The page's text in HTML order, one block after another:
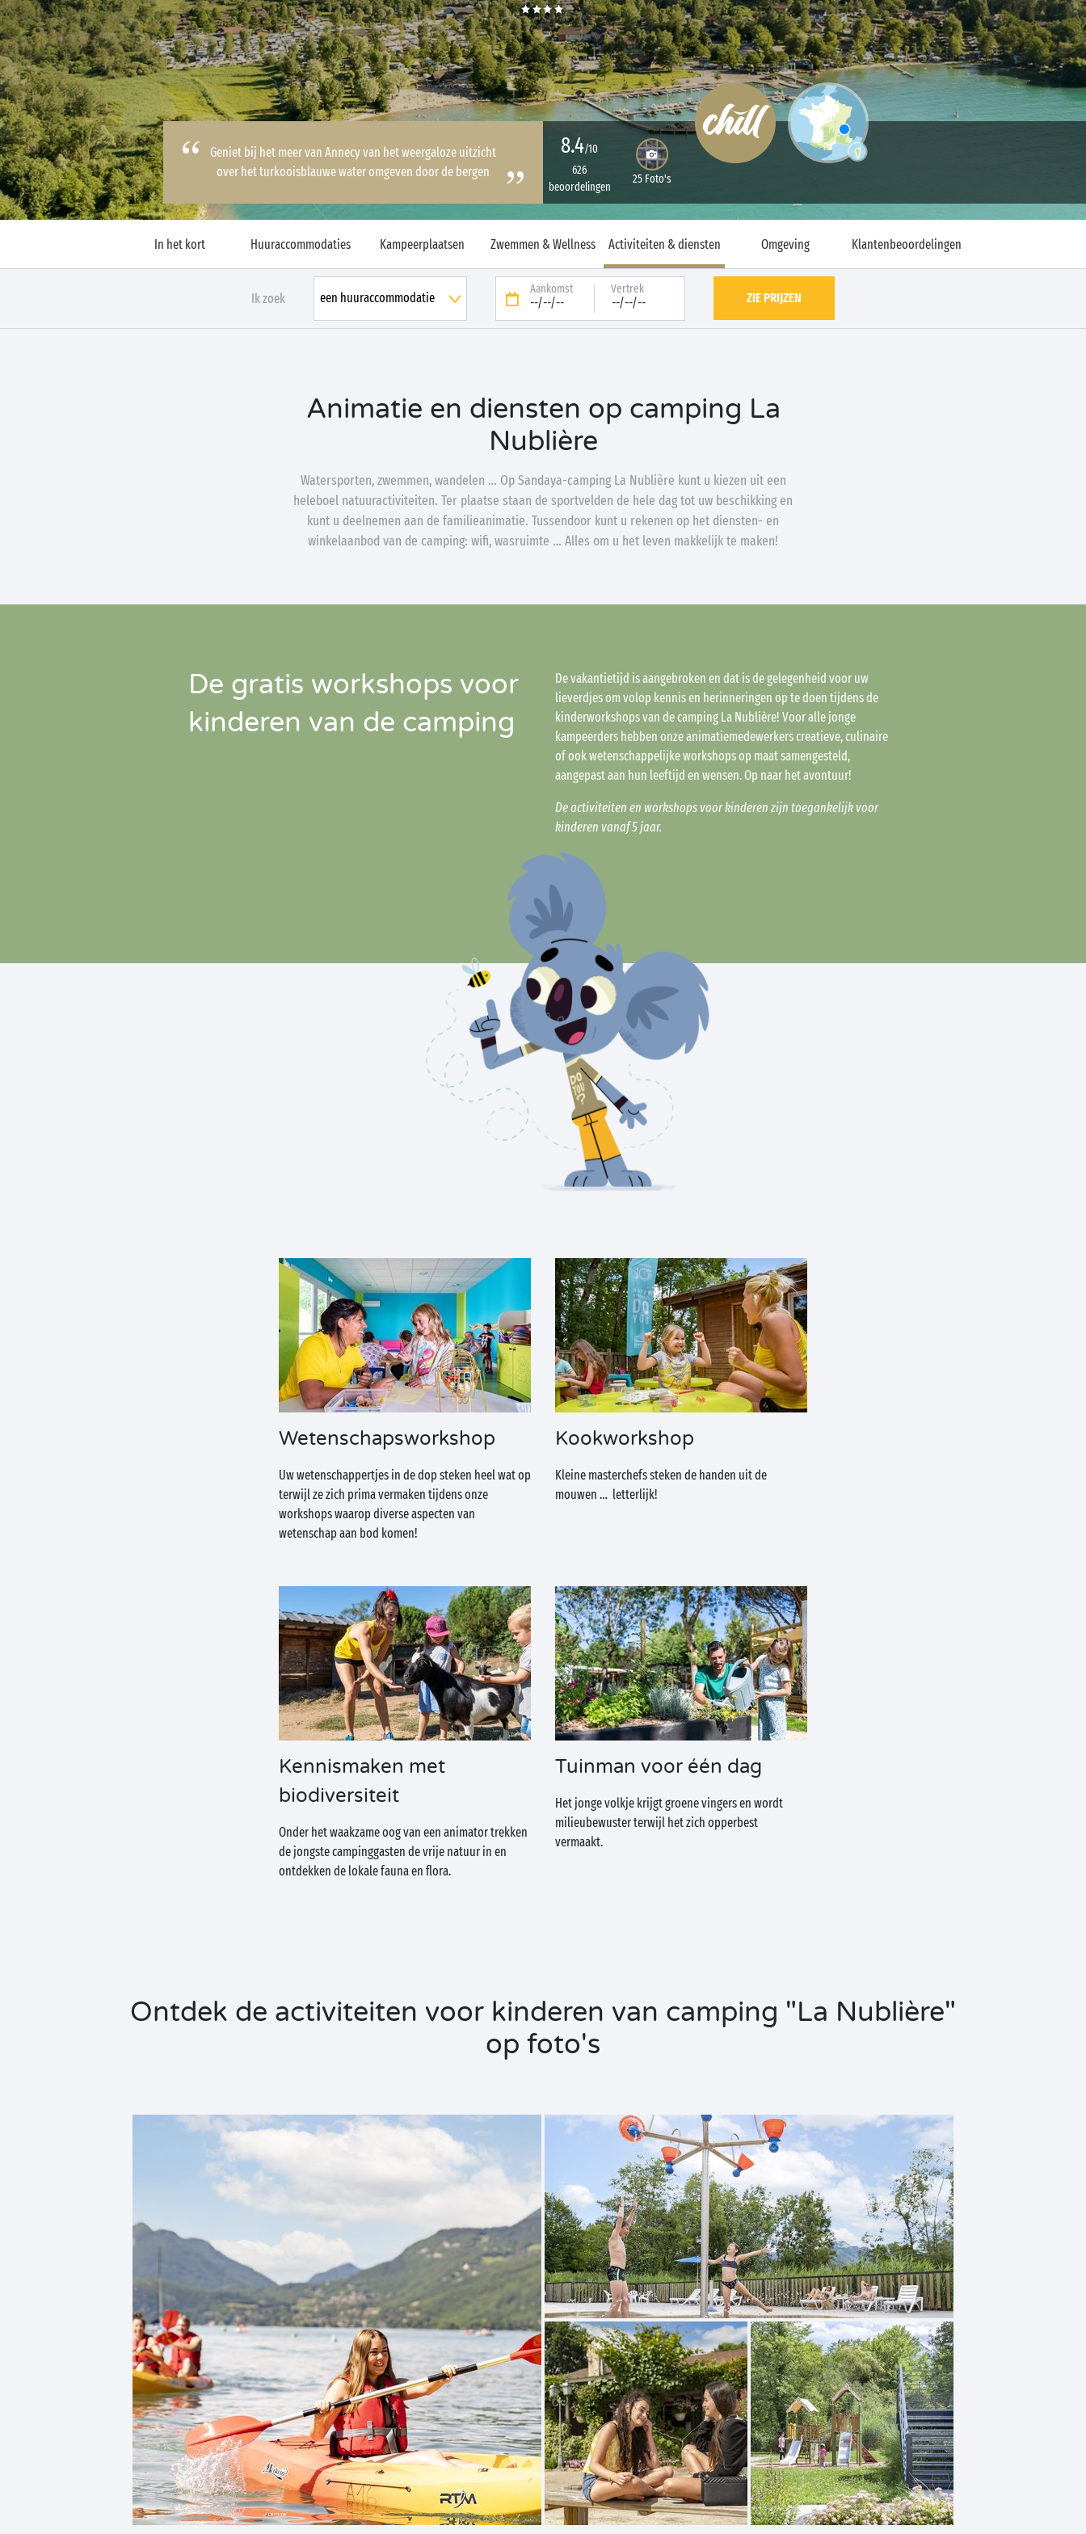
Geniet bij het meer van Annecy van het weergaloze uitzicht
over het turkooisblauwe water omgeven door de bergen
8.4/10
626
beoordelingen
25 Foto's
In het kort Huuraccommodaties Kampeerplaatsen Zwemmen & Wellness Activiteiten & diensten Omgeving Klantenbeoordelingen
Ik zoek
Aankomst
--/--/--
Vertrek
--/--/-- ZIE PRIJZEN
Animatie en diensten op camping La
Nublière
Watersporten, zwemmen, wandelen … Op Sandaya-camping La Nublière kunt u kiezen uit een
heleboel natuuractiviteiten. Ter plaatse staan de sportvelden de hele dag tot uw beschikking en
kunt u deelnemen aan de familieanimatie. Tussendoor kunt u rekenen op het diensten- en
winkelaanbod van de camping: wifi, wasruimte … Alles om u het leven makkelijk te maken!
De gratis workshops voor
kinderen van de camping
De vakantietijd is aangebroken en dat is de gelegenheid voor uw
lieverdjes om volop kennis en herinneringen op te doen tijdens de
kinderworkshops van de camping La Nublière! Voor alle jonge
kampeerders hebben onze animatiemedewerkers creatieve, culinaire
of ook wetenschappelijke workshops op maat samengesteld,
aangepast aan hun leeftijd en wensen. Op naar het avontuur!
De activiteiten en workshops voor kinderen zijn toegankelijk voor
kinderen vanaf 5 jaar.
Wetenschapsworkshop
Uw wetenschappertjes in de dop steken heel wat op
terwijl ze zich prima vermaken tijdens onze
workshops waarop diverse aspecten van
wetenschap aan bod komen!
Kookworkshop
Kleine masterchefs steken de handen uit de
mouwen … letterlijk!
Kennismaken met
biodiversiteit
Onder het waakzame oog van een animator trekken
de jongste campinggasten de vrije natuur in en
ontdekken de lokale fauna en flora.
Tuinman voor één dag
Het jonge volkje krijgt groene vingers en wordt
milieubewuster terwijl het zich opperbest
vermaakt.
Ontdek de activiteiten voor kinderen van camping "La Nublière"
op foto's